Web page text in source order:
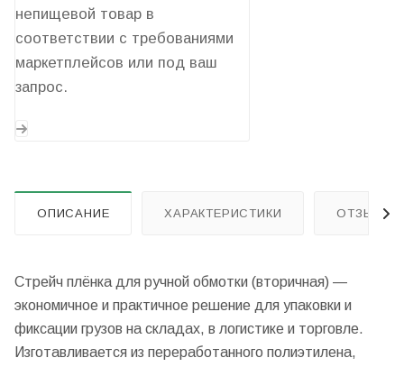
непищевой товар в
соответствии с требованиями
маркетплейсов или под ваш
запрос.
ОПИСАНИЕ ХАРАКТЕРИСТИКИ ОТЗЫВЫ
Стрейч плёнка для ручной обмотки (вторичная) —
экономичное и практичное решение для упаковки и
фиксации грузов на складах, в логистике и торговле.
Изготавливается из переработанного полиэтилена,